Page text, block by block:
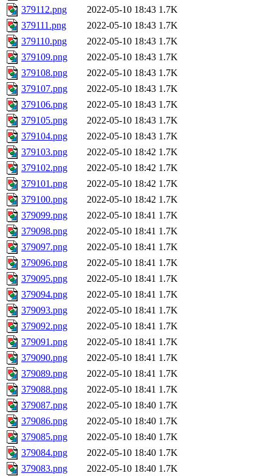
379112.png
2022-05-10 18:43 1.7K
379111.png
2022-05-10 18:43 1.7K
379110.png
2022-05-10 18:43 1.7K
379109.png
2022-05-10 18:43 1.7K
379108.png
2022-05-10 18:43 1.7K
379107.png
2022-05-10 18:43 1.7K
379106.png
2022-05-10 18:43 1.7K
379105.png
2022-05-10 18:43 1.7K
379104.png
2022-05-10 18:43 1.7K
379103.png
2022-05-10 18:42 1.7K
379102.png
2022-05-10 18:42 1.7K
379101.png
2022-05-10 18:42 1.7K
379100.png
2022-05-10 18:42 1.7K
379099.png
2022-05-10 18:41 1.7K
379098.png
2022-05-10 18:41 1.7K
379097.png
2022-05-10 18:41 1.7K
379096.png
2022-05-10 18:41 1.7K
379095.png
2022-05-10 18:41 1.7K
379094.png
2022-05-10 18:41 1.7K
379093.png
2022-05-10 18:41 1.7K
379092.png
2022-05-10 18:41 1.7K
379091.png
2022-05-10 18:41 1.7K
379090.png
2022-05-10 18:41 1.7K
379089.png
2022-05-10 18:41 1.7K
379088.png
2022-05-10 18:41 1.7K
379087.png
2022-05-10 18:40 1.7K
379086.png
2022-05-10 18:40 1.7K
379085.png
2022-05-10 18:40 1.7K
379084.png
2022-05-10 18:40 1.7K
379083.png
2022-05-10 18:40 1.7K